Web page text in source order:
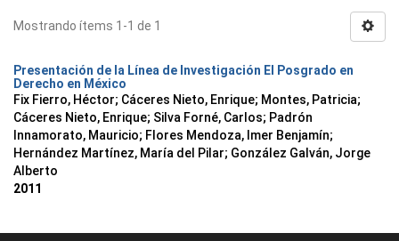
Mostrando ítems 1-1 de 1
Presentación de la Línea de Investigación El Posgrado en
Derecho en México
Fix Fierro, Héctor; Cáceres Nieto, Enrique; Montes, Patricia;
Cáceres Nieto, Enrique; Silva Forné, Carlos; Padrón
Innamorato, Mauricio; Flores Mendoza, Imer Benjamín;
Hernández Martínez, María del Pilar; González Galván, Jorge
Alberto
2011